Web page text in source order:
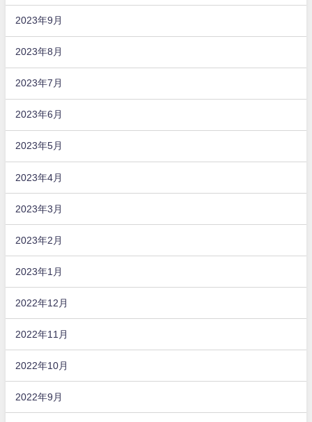
2023年9月
2023年8月
2023年7月
2023年6月
2023年5月
2023年4月
2023年3月
2023年2月
2023年1月
2022年12月
2022年11月
2022年10月
2022年9月